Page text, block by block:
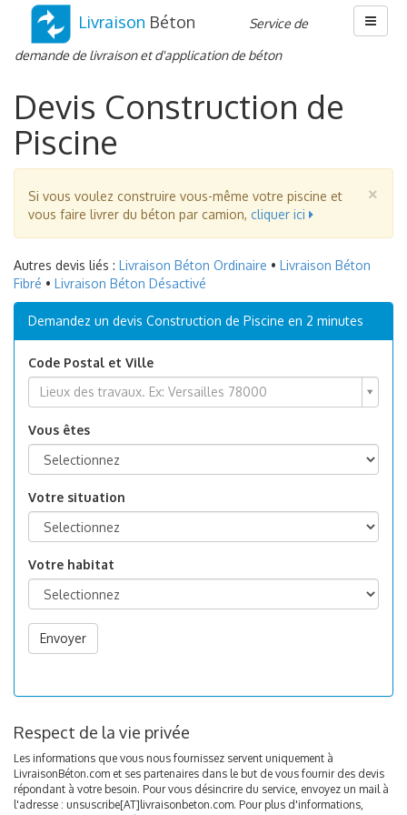
Livraison Béton Menu
Service de
demande de livraison et d'application de béton
Devis Construction de
Piscine
×
Si vous voulez construire vous-même votre piscine et
vous faire livrer du béton par camion, cliquer ici
Autres devis liés : Livraison Béton Ordinaire • Livraison Béton
Fibré • Livraison Béton Désactivé
Demandez un devis Construction de Piscine en 2 minutes
Code Postal et Ville
Lieux des travaux. Ex: Versailles 78000
Code
Postal
Ville
Vous êtes
Votre situation
Votre habitat
Envoyer
Respect de la vie privée
Les informations que vous nous fournissez servent uniquement à
LivraisonBéton.com et ses partenaires dans le but de vous fournir des devis
répondant à votre besoin. Pour vous désincrire du service, envoyez un mail à
l'adresse : unsuscribe[AT]livraisonbeton.com. Pour plus d'informations,